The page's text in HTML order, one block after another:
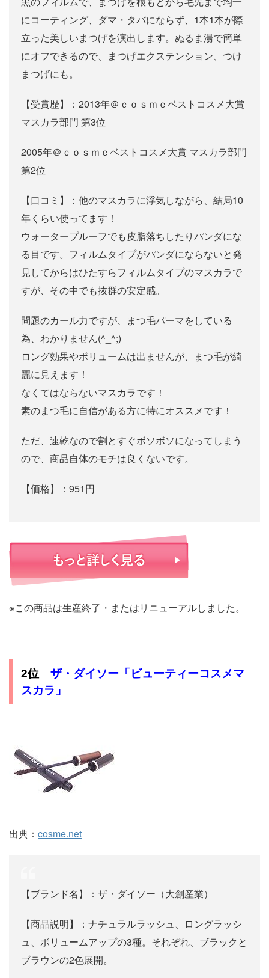
にコーティング、ダマ・タバにならず、1本1本が際
立った美しいまつげを演出します。ぬるま湯で簡単
にオフできるので、まつげエクステンション、つけ
まつげにも。
【受賞歴】：2013年＠ｃｏｓｍｅベストコスメ大賞
マスカラ部門 第3位
2005年＠ｃｏｓｍｅベストコスメ大賞 マスカラ部門
第2位
【口コミ】：他のマスカラに浮気しながら、結局10
年くらい使ってます！
ウォータープルーフでも皮脂落ちしたりパンダにな
る目です。フィルムタイプがパンダにならないと発
見してからはひたすらフィルムタイプのマスカラで
すが、その中でも抜群の安定感。
問題のカール力ですが、まつ毛パーマをしている
為、わかりません(^_^;)
ロング効果やボリュームは出ませんが、まつ毛が綺
麗に見えます！
なくてはならないマスカラです！
素のまつ毛に自信がある方に特にオススメです！
ただ、速乾なので割とすぐボソボソになってしまう
ので、商品自体のモチは良くないです。
【価格】：951円
※この商品は生産終了・またはリニューアルしました。
2位 ザ・ダイソー「ビューティーコスメマ
スカラ」
出典： cosme.net
【ブランド名】：ザ・ダイソー（大創産業）
【商品説明】：ナチュラルラッシュ、ロングラッシ
ュ、ボリュームアップの3種。それぞれ、ブラックと
ブラウンの2色展開。